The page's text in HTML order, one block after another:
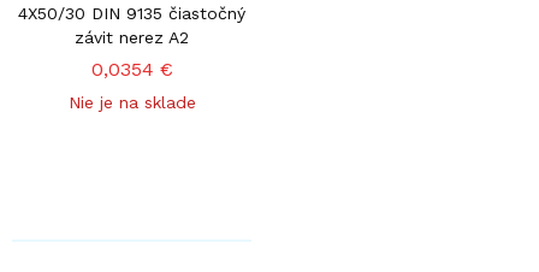
4X50/30 DIN 9135 čiastočný
závit nerez A2
0,0354 €
Nie je na sklade